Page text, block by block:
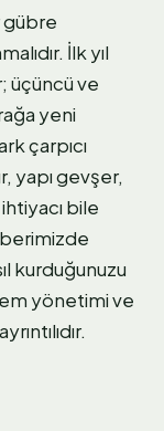
gübre
İlk yıl
üçüncü ve
yeni
çarpıcı
yapı gevşer,
bile
kurduğunuzu
yönetimi ve